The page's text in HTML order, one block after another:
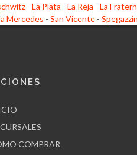
- La Plata - La Reja - La
Mercedes - San Vicente -
COMPRAR